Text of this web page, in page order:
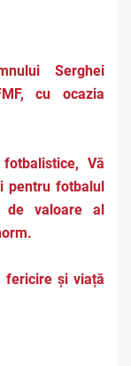
Serghei
cu ocazia
Vă
pentru fotbalul
de valoare al
fericire și viață